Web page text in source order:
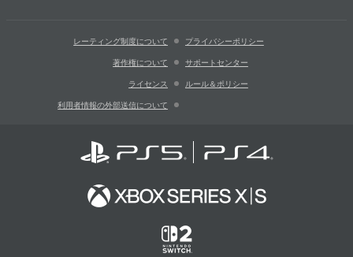
レーティング制度について プライバシーポリシー
著作権について サポートセンター
ライセンス ルール＆ポリシー
利用者情報の外部送信について